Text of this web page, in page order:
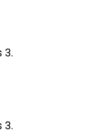
3.
3.